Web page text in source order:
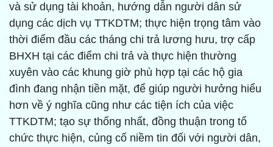
và sử dụng tài khoản, hướng dẫn người dân sử
dụng các dịch vụ TTKDTM; thực hiện trọng tâm vào
thời điểm đầu các tháng chi trả lương hưu, trợ cấp
BHXH tại các điểm chi trả và thực hiện thường
xuyên vào các khung giờ phù hợp tại các hộ gia
đình đang nhận tiền mặt, để giúp người hưởng hiểu
hơn về ý nghĩa cũng như các tiện ích của việc
TTKDTM; tạo sự thống nhất, đồng thuận trong tổ
chức thực hiện, củng cố niềm tin đối với người dân,